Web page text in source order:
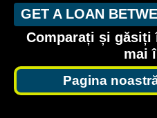
GET A LOAN
Comparați și
mai
Pagina